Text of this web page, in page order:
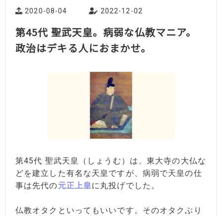
2020-08-04 2022-12-02
第45代 聖武天皇。病弱な仏教マニア。
政治はデキる人におまかせ。
第45代 聖武天皇（しょうむ）は、東大寺の大仏な
どを建立した有名な天皇ですが、病弱で天皇の仕
事は先代の元正上皇に丸投げでした。
仏教オタクといってもいいです。そのオタクぶり